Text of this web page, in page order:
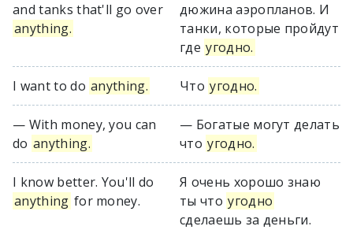
and tanks that'll go over
anything.
дюжина аэропланов. И
танки, которые пройдут
где угодно.
I want to do anything. Что угодно.
— With money, you can
do anything.
— Богатые могут делать
что угодно.
I know better. You'll do
anything for money.
Я очень хорошо знаю
ты что угодно
сделаешь за деньги.